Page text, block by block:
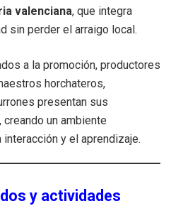
valenciana, que integra
sin perder el arraigo local.
a la promoción, productores
horchateros,
presentan sus
un ambiente
y el aprendizaje.
y actividades